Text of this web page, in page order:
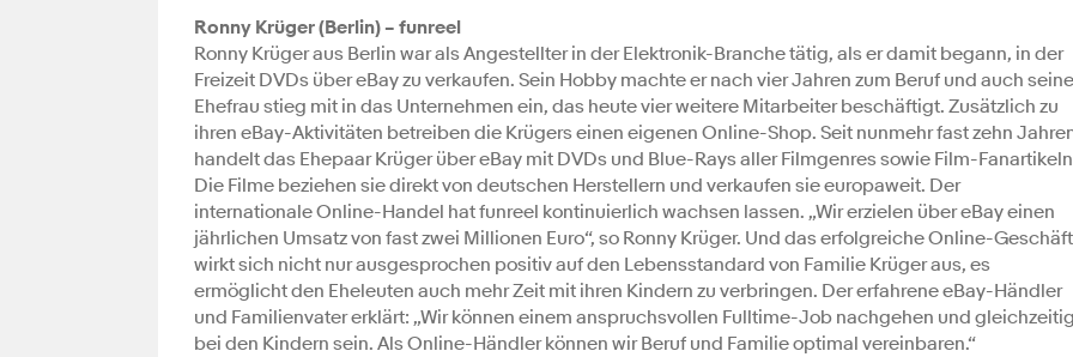
Ronny Krüger (Berlin) – funreel
Ronny Krüger aus Berlin war als Angestellter in der Elektronik-Branche tätig, als er damit begann, in der
Freizeit DVDs über eBay zu verkaufen. Sein Hobby machte er nach vier Jahren zum Beruf und auch seine
Ehefrau stieg mit in das Unternehmen ein, das heute vier weitere Mitarbeiter beschäftigt. Zusätzlich zu
ihren eBay-Aktivitäten betreiben die Krügers einen eigenen Online-Shop. Seit nunmehr fast zehn
handelt das Ehepaar Krüger über eBay mit DVDs und Blue-Rays aller Filmgenres sowie Film-
Die Filme beziehen sie direkt von deutschen Herstellern und verkaufen sie europaweit. Der
internationale Online-Handel hat funreel kontinuierlich wachsen lassen. „Wir erzielen über eBay einen
jährlichen Umsatz von fast zwei Millionen Euro“, so Ronny Krüger. Und das erfolgreiche Online-Geschäft
wirkt sich nicht nur ausgesprochen positiv auf den Lebensstandard von Familie Krüger aus, es
ermöglicht den Eheleuten auch mehr Zeit mit ihren Kindern zu verbringen. Der erfahrene eBay-Händler
und Familienvater erklärt: „Wir können einem anspruchsvollen Fulltime-Job nachgehen und
bei den Kindern sein. Als Online-Händler können wir Beruf und Familie optimal vereinbaren.“